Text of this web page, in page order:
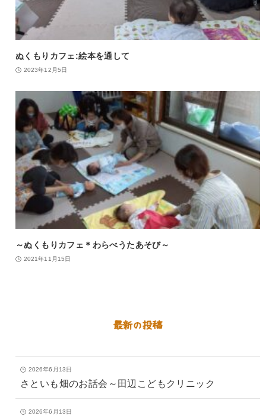
ぬくもりカフェ:絵本を通して
2023年12月5日
～ぬくもりカフェ＊わらべうたあそび～
2021年11月15日
最新の投稿
2026年6月13日
さといも畑のお話会～田辺こどもクリニック
2026年6月13日